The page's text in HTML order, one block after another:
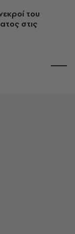
του
στις